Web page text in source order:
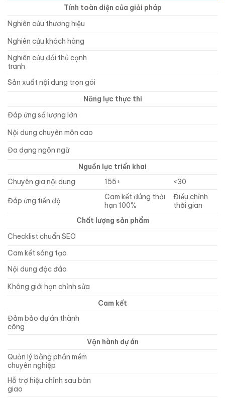
Tính toàn diện của giải pháp
Nghiên cứu thương hiệu
Nghiên cứu khách hàng
Nghiên cứu đối thủ cạnh
tranh
Sản xuất nội dung trọn gói
Năng lực thực thi
Đáp ứng số lượng lớn
Nội dung chuyên môn cao
Đa dạng ngôn ngữ
Nguồn lực triển khai
Chuyên gia nội dung
155+ <30
Đáp ứng tiến độ
Cam kết đúng thời
hạn 100%
Điều chỉnh
thời gian
Chất lượng sản phẩm
Checklist chuẩn SEO
Cam kết sáng tạo
Nội dung độc đáo
Không giới hạn chỉnh sửa
Cam kết
Đảm bảo dự án thành
công
Vận hành dự án
Quản lý bằng phần mềm
chuyên nghiệp
Hỗ trợ hiệu chỉnh sau bàn
giao